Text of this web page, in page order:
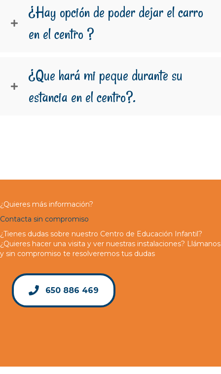
¿Hay opción de poder dejar el carro
en el centro ?
¿Que hará mi peque durante su
estancia en el centro?.
¿Quieres más información?
Contacta sin compromiso
¿Tienes dudas sobre nuestro Centro de Educación Infantil?
¿Quieres hacer una visita y ver nuestras instalaciones? Llámanos
y sin compromiso te resolveremos tus dudas
650 886 469